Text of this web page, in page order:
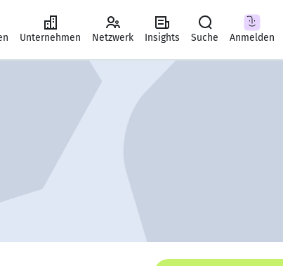
Unternehmen Netzwerk Insights Suche Anmelden